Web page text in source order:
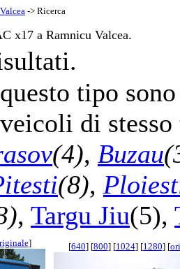
-> Ricerca
x17 a Ramnicu Valcea.
tipo
di
(4), Buzau
(8),
, Targu Jiu(5),
] [640] [800] [1024] [1280] [